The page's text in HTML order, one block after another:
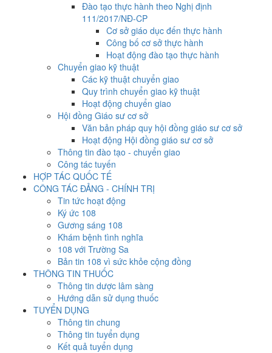
Đào tạo thực hành theo Nghị định
111/2017/NĐ-CP
Cơ sở giáo dục đến thực hành
Công bố cơ sở thực hành
Hoạt động đào tạo thực hành
Chuyển giao kỹ thuật
Các kỹ thuật chuyển giao
Quy trình chuyển giao kỹ thuật
Hoạt động chuyển giao
Hội đồng Giáo sư cơ sở
Văn bản pháp quy hội đồng giáo sư cơ sở
Hoạt động Hội đồng giáo sư cơ sở
Thông tin đào tạo - chuyển giao
Công tác tuyến
HỢP TÁC QUỐC TẾ
CÔNG TÁC ĐẢNG - CHÍNH TRỊ
Tin tức hoạt động
Ký ức 108
Gương sáng 108
Khám bệnh tình nghĩa
108 với Trường Sa
Bản tin 108 vì sức khỏe cộng đồng
THÔNG TIN THUỐC
Thông tin dược lâm sàng
Hướng dẫn sử dụng thuốc
TUYỂN DỤNG
Thông tin chung
Thông tin tuyển dụng
Kết quả tuyển dụng